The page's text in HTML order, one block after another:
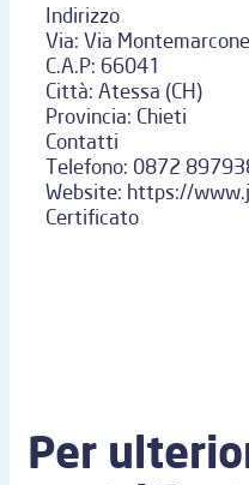
Indirizzo
Via: Via
C.A.P: 66041
Città: Atessa (CH)
Provincia: Chieti
Contatti
Telefono: 0872
Website: https://
Certificato
Per